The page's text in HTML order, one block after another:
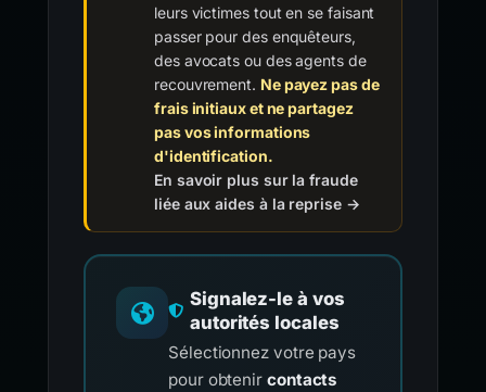
leurs victimes tout en se faisant
passer pour des enquêteurs,
des avocats ou des agents de
recouvrement. Ne payez pas de
frais initiaux et ne partagez
pas vos informations
d'identification.
En savoir plus sur la fraude
liée aux aides à la reprise →
Signalez-le à vos
autorités locales
Sélectionnez votre pays
pour obtenir contacts